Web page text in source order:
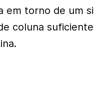
em torno de um
coluna